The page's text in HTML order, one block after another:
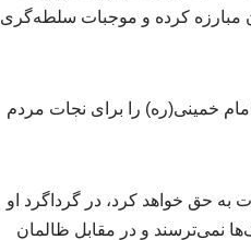
مبارزه کرده و موجبات سلطه‌گری
خمینی(ره) را برای نجات مردم
حق خواهد کرد، در گرداگرد او
نمی‌ترسند و در مقابل ظالمان